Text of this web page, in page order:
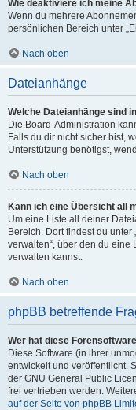
Wie deaktiviere ich meine
Wenn du mehrere
persönlichen Bereich unter
Nach oben
Dateianhänge
Welche Dateianhänge sind
Die Board-Administration
Falls du dir nicht sicher bist,
Unterstützung benötigst,
Nach oben
Kann ich eine Übersicht all
Um eine Liste all deiner
Bereich. Dort findest du unter
verwalten“, über den du
verwalten kannst.
Nach oben
phpBB betreffende
Wer hat diese
Diese Software (in ihrer
entwickelt und veröffentlicht.
der GNU General Public
frei vertrieben werden.
auf der Seite von phpBB